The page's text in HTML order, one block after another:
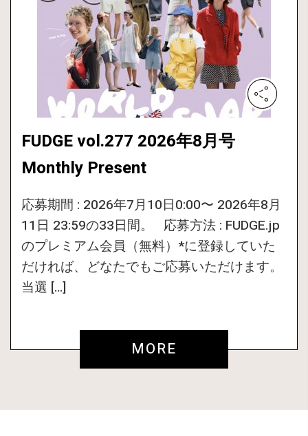
FUDGE vol.277 2026年8月号
Monthly Present
応募期間 : 2026年7月10日0:00〜 2026年8月
11日 23:59の33日間。 応募方法 : FUDGE.jp
のプレミアム会員（無料）*に登録していた
だければ、どなたでもご応募いただけます。
当選 […]
MORE